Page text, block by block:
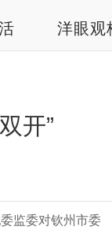
洋眼观
开”
监委对钦州市委